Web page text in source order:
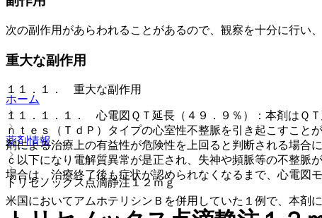
次の副作用があらわれることがあるので、観察を十分に行い
重大な副作用
１１．１． 重大な副作用
１１．１．１． 心電図ＱＴ延長（４９．９％）：本剤はＱ
ｎｔｅｓ（ＴｄＰ）タイプの心室性不整脈を引き起こすこ
剤による治療上の有益性が危険性を上回ると判断される場合
ｃ以下になり電解質異常が是正され、失神や頻脈等の不整脈
場合は、治療終了後も症状が認められなくなるまで、心電図
米国においてアムホテリシンＢを併用していた１例で、本剤
ホーム
薬剤情報
トリセノックス点滴静注１２ｍｇ